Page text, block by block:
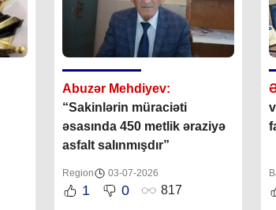
Abuzər Mehdiyev:
“Sakinlərin müraciəti
əsasında 450 metlik əraziyə
asfalt salınmışdır”
Region 03-07-2026
1 0 817